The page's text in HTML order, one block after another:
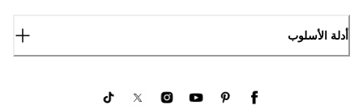
أدلة الأسلوب